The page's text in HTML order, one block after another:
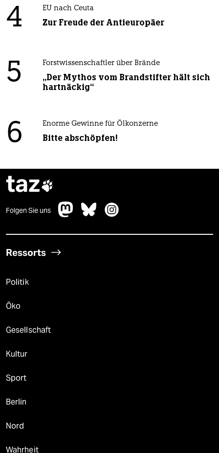
4 EU nach Ceuta
Zur Freude der Antieuropäer
5 Forstwissenschaftler über Brände
„Der Mythos vom Brandstifter hält sich
hartnäckig“
6 Enorme Gewinne für Ölkonzerne
Bitte abschöpfen!
taz
Folgen Sie uns
Ressorts
Politik
Öko
Gesellschaft
Kultur
Sport
Berlin
Nord
Wahrheit